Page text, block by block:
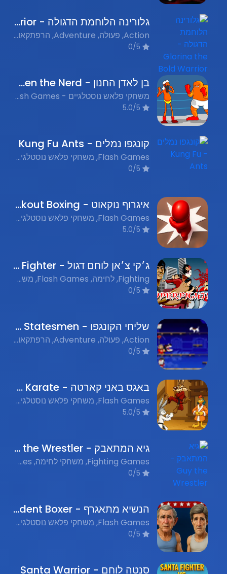
גלורינה הלוחמת הדגולה - Glorina the Bold Warrior
Action, פעולה, Adventure, הרפתקאות, Fighting, לוחמה, Nostalgic Flash Games, משחקי פלאש נוסטלגים
בן לאדן החנון - Ben Laden the Nerd
משחקי פלאש נוסטלגיים - Nostalgic Flash Games, משחקי לחימה - Fighting Games, משחקי קרב - Combat Games, משחקים מצחיקים - Funny Games
קונגפו נמלים - Kung Fu Ants
Flash Games, משחקי פלאש נוסטלגים, Fighting, לחימה
איגרוף נוקאוט - Knockout Boxing
Flash Games, משחקי פלאש נוסטלגים, Fighting, לחימה
ג׳קי צ׳אן לוחם דגול - Jackie Chan Great Fighter
Fighting, לחימה, Flash Games, משחקי פלאש, Retro, נוסטלגיה
שליחי הקונגפו - The Kungfu Statesmen
Action, פעולה, Adventure, הרפתקאות, Fighting, לחימה, Flash Games, משחקי פלאש, Single Player, משחק יחיד, Nostalgic Flash Games, משחקי פלאש נוסטלגים
באגס באני קארטה - Bugs Bunny Karate
Flash Games, משחקי פלאש נוסטלגים, Fighting, לחימה, Characters, דמויות
גיא המתאבק - Guy the Wrestler
Fighting Games, משחקי לחימה, Nostalgic Flash Games, משחקי פלאש נוסטלגים
הנשיא מתאגרף - President Boxer
Flash Games, משחקי פלאש נוסטלגים, Fighting, קרבות
סנטה לוחם - Santa Warrior